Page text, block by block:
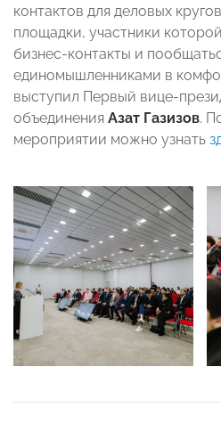
контактов для деловых
площадки, участники
бизнес-контакты и
единомышленниками в
выступил Первый вице-
объединения Азат Газизов.
мероприятии можно узнать